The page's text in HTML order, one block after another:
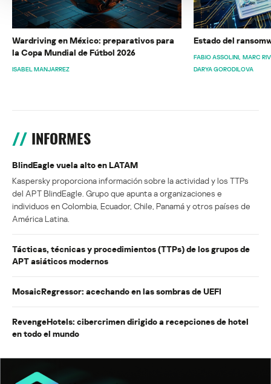
Wardriving en México: preparativos para
la Copa Mundial de Fútbol 2026
ISABEL MANJARREZ
Estado del
FABIO ASSOLINI MARC
DARYA GORODILOVA
INFORMES
BlindEagle vuela alto en LATAM
Kaspersky proporciona información sobre la actividad y los TTPs
del APT BlindEagle. Grupo que apunta a organizaciones e
individuos en Colombia, Ecuador, Chile, Panamá y otros países de
América Latina.
Tácticas, técnicas y procedimientos (TTPs) de los grupos de
APT asiáticos modernos
MosaicRegressor: acechando en las sombras de UEFI
RevengeHotels: cibercrimen dirigido a recepciones de hotel
en todo el mundo